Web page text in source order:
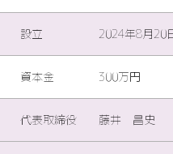
設立 2024年8月20
資本金 300万円
代表取締役 藤井 昌史